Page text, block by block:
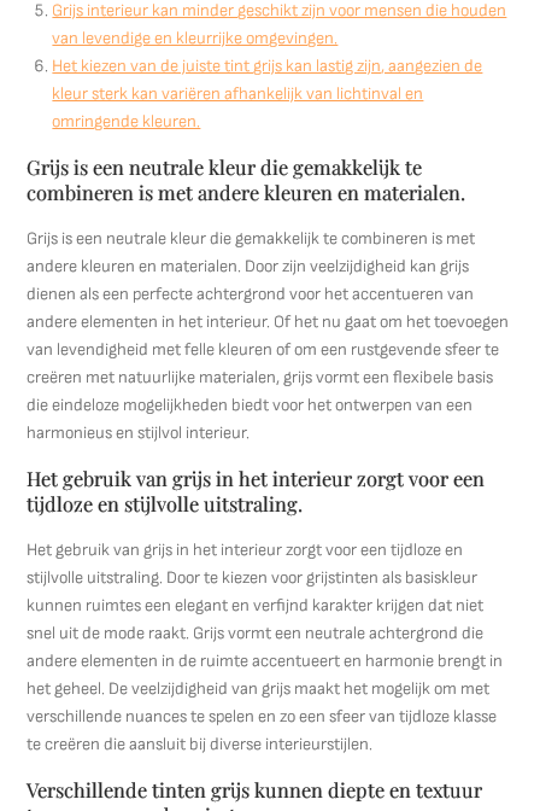
Grijs interieur kan minder geschikt zijn voor mensen die houden
van levendige en kleurrijke omgevingen.
Het kiezen van de juiste tint grijs kan lastig zijn, aangezien de
kleur sterk kan variëren afhankelijk van lichtinval en
omringende kleuren.
Grijs is een neutrale kleur die gemakkelijk te
combineren is met andere kleuren en materialen.
Grijs is een neutrale kleur die gemakkelijk te combineren is met
andere kleuren en materialen. Door zijn veelzijdigheid kan grijs
dienen als een perfecte achtergrond voor het accentueren van
andere elementen in het interieur. Of het nu gaat om het toevoegen
van levendigheid met felle kleuren of om een rustgevende sfeer te
creëren met natuurlijke materialen, grijs vormt een flexibele basis
die eindeloze mogelijkheden biedt voor het ontwerpen van een
harmonieus en stijlvol interieur.
Het gebruik van grijs in het interieur zorgt voor een
tijdloze en stijlvolle uitstraling.
Het gebruik van grijs in het interieur zorgt voor een tijdloze en
stijlvolle uitstraling. Door te kiezen voor grijstinten als basiskleur
kunnen ruimtes een elegant en verfijnd karakter krijgen dat niet
snel uit de mode raakt. Grijs vormt een neutrale achtergrond die
andere elementen in de ruimte accentueert en harmonie brengt in
het geheel. De veelzijdigheid van grijs maakt het mogelijk om met
verschillende nuances te spelen en zo een sfeer van tijdloze klasse
te creëren die aansluit bij diverse interieurstijlen.
Verschillende tinten grijs kunnen diepte en textuur